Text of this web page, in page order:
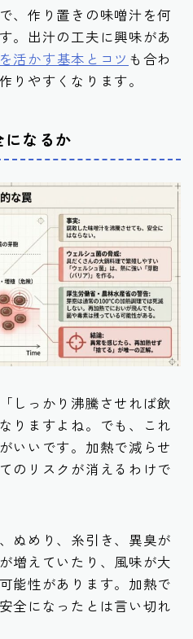
、作り置きの味噌汁を何
。出汁の工夫に興味があ
活かす基本とコツ も合わ
りやすくなります。
なるか
しっかり沸騰させれば飲
りますよね。でも、これ
いいです。加熱で減らせ
のリスクが消えるわけで
ぬめり、糸引き、異臭が
増えていたり、風味が大
能性があります。加熱で
全になったとは言い切れ